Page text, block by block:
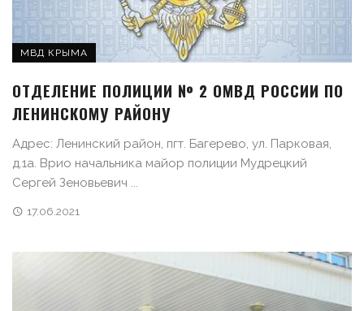
МВД КРЫМА
ОТДЕЛЕНИЕ ПОЛИЦИИ № 2 ОМВД РОССИИ ПО
ЛЕНИНСКОМУ РАЙОНУ
Адрес: Ленинский район, пгт. Багерево, ул. Парковая,
д.1а. Врио начальника майор полиции Мудрецкий
Сергей Зеновьевич ...
17.06.2021